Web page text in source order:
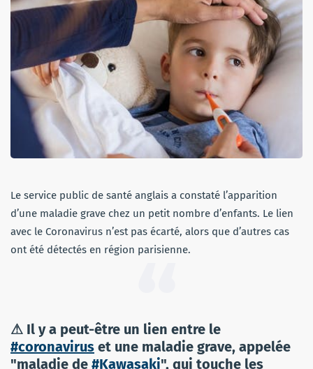
Le service public de santé anglais a constaté l’apparition
d’une maladie grave chez un petit nombre d’enfants. Le lien
avec le Coronavirus n’est pas écarté, alors que d’autres cas
ont été détectés en région parisienne.
⚠ Il y a peut-être un lien entre le
#coronavirus et une maladie grave, appelée
"maladie de #Kawasaki", qui touche les